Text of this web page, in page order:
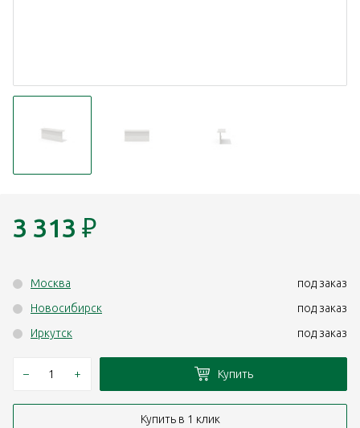
3 313 ₽
Москва
под заказ
Новосибирск
под заказ
Иркутск
под заказ
– + Купить
Купить в 1 клик